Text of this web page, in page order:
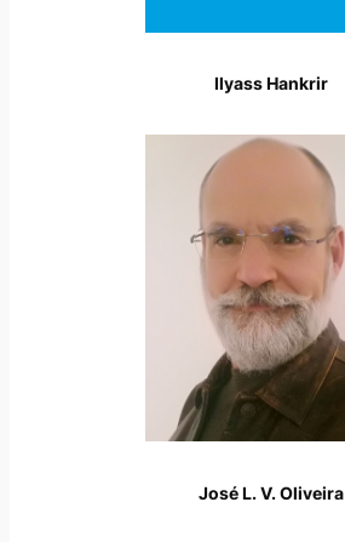
Ilyass Hankrir
José L. V. Oliveira